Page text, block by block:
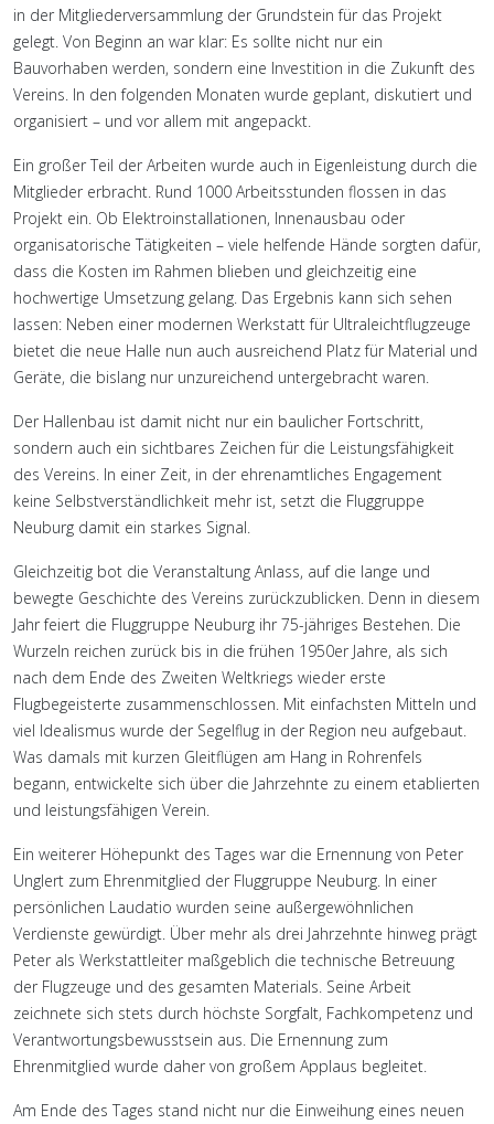
in der Mitgliederversammlung der Grundstein für das Projekt
gelegt. Von Beginn an war klar: Es sollte nicht nur ein
Bauvorhaben werden, sondern eine Investition in die Zukunft des
Vereins. In den folgenden Monaten wurde geplant, diskutiert und
organisiert – und vor allem mit angepackt.
Ein großer Teil der Arbeiten wurde auch in Eigenleistung durch die
Mitglieder erbracht. Rund 1000 Arbeitsstunden flossen in das
Projekt ein. Ob Elektroinstallationen, Innenausbau oder
organisatorische Tätigkeiten – viele helfende Hände sorgten dafür,
dass die Kosten im Rahmen blieben und gleichzeitig eine
hochwertige Umsetzung gelang. Das Ergebnis kann sich sehen
lassen: Neben einer modernen Werkstatt für Ultraleichtflugzeuge
bietet die neue Halle nun auch ausreichend Platz für Material und
Geräte, die bislang nur unzureichend untergebracht waren.
Der Hallenbau ist damit nicht nur ein baulicher Fortschritt,
sondern auch ein sichtbares Zeichen für die Leistungsfähigkeit
des Vereins. In einer Zeit, in der ehrenamtliches Engagement
keine Selbstverständlichkeit mehr ist, setzt die Fluggruppe
Neuburg damit ein starkes Signal.
Gleichzeitig bot die Veranstaltung Anlass, auf die lange und
bewegte Geschichte des Vereins zurückzublicken. Denn in diesem
Jahr feiert die Fluggruppe Neuburg ihr 75-jähriges Bestehen. Die
Wurzeln reichen zurück bis in die frühen 1950er Jahre, als sich
nach dem Ende des Zweiten Weltkriegs wieder erste
Flugbegeisterte zusammenschlossen. Mit einfachsten Mitteln und
viel Idealismus wurde der Segelflug in der Region neu aufgebaut.
Was damals mit kurzen Gleitflügen am Hang in Rohrenfels
begann, entwickelte sich über die Jahrzehnte zu einem etablierten
und leistungsfähigen Verein.
Ein weiterer Höhepunkt des Tages war die Ernennung von Peter
Unglert zum Ehrenmitglied der Fluggruppe Neuburg. In einer
persönlichen Laudatio wurden seine außergewöhnlichen
Verdienste gewürdigt. Über mehr als drei Jahrzehnte hinweg prägt
Peter als Werkstattleiter maßgeblich die technische Betreuung
der Flugzeuge und des gesamten Materials. Seine Arbeit
zeichnete sich stets durch höchste Sorgfalt, Fachkompetenz und
Verantwortungsbewusstsein aus. Die Ernennung zum
Ehrenmitglied wurde daher von großem Applaus begleitet.
Am Ende des Tages stand nicht nur die Einweihung eines neuen